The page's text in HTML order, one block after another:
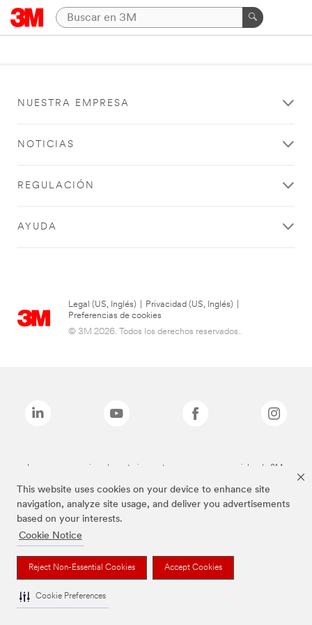
This website uses cookies on your device to enhance site
navigation, analyze site usage, and deliver you advertisements
based on your interests.
Cookie Notice
Reject Non-Essential Cookies Accept Cookies
Cookie Preferences
NUESTRA EMPRESA
NOTICIAS
REGULACIÓN
AYUDA
Legal (US, Inglés) Privacidad (US, Inglés)
Preferencias de cookies
© 3M 2026. Todos los derechos reservados..
Las marcas mencionadas anteriormente son marcas comerciales de 3M.